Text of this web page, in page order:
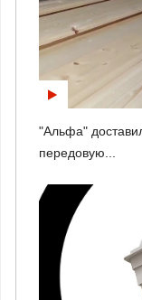
"Альфа"
передовую...